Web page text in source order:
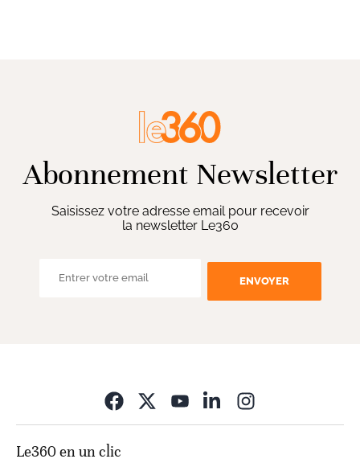
Abonnement Newsletter
Saisissez votre adresse email pour recevoir
la newsletter Le360
ENVOYER
Le360 en un clic